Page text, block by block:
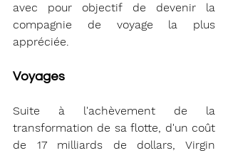
avec pour objectif de devenir la
compagnie de voyage la plus
appréciée.
Voyages
Suite à l'achèvement de la
transformation de sa flotte, d'un coût
de 17 milliards de dollars, Virgin